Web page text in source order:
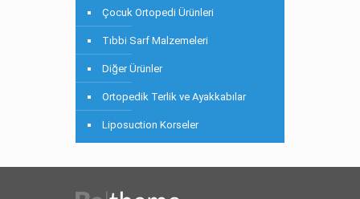
Çocuk Ortopedi Ürünleri
Tıbbi Sarf Malzemeleri
Diğer Ürünler
Ortopedik Terlik ve Ayakkabılar
Liposuction Korseler